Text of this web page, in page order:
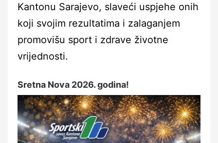
Kantonu Sarajevo, slaveći uspjehe onih
koji svojim rezultatima i zalaganjem
promovišu sport i zdrave životne
vrijednosti.
Sretna Nova 2026. godina!